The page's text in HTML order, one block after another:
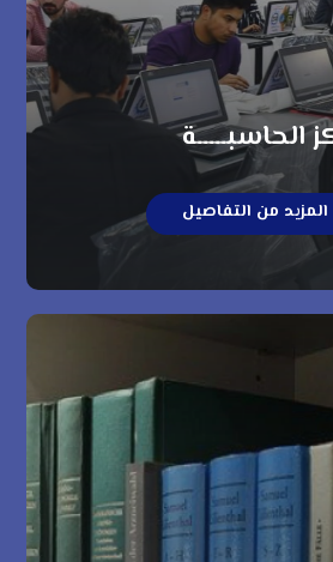
الحاسبـــــة
المزيد من التفاصيل